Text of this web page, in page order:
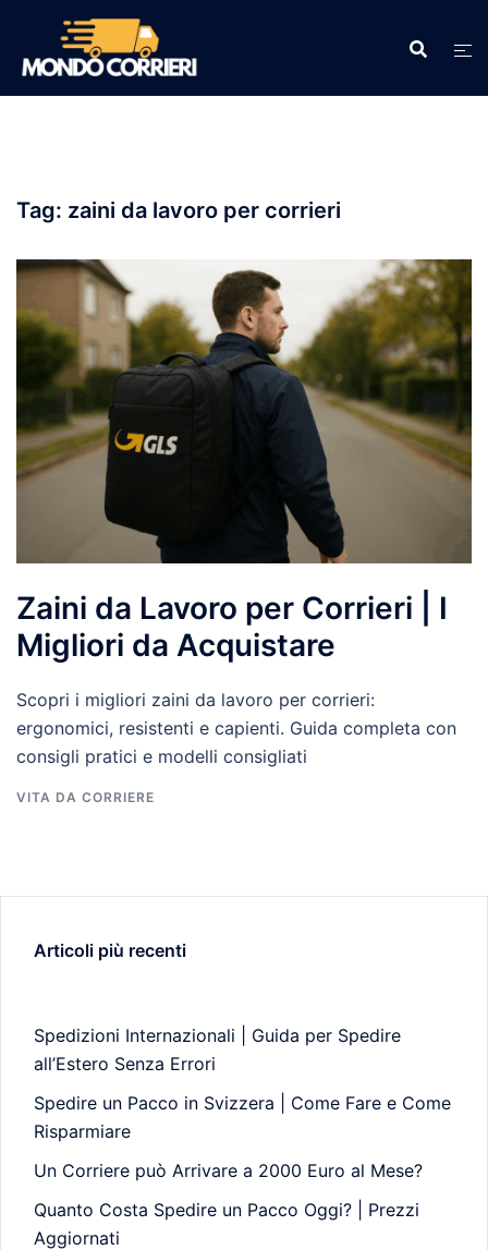
contenuto
Tag: zaini da lavoro per corrieri
Zaini da Lavoro per Corrieri | I
Migliori da Acquistare
Scopri i migliori zaini da lavoro per corrieri:
ergonomici, resistenti e capienti. Guida completa con
consigli pratici e modelli consigliati
VITA DA CORRIERE
Articoli più recenti
Spedizioni Internazionali | Guida per Spedire
all’Estero Senza Errori
Spedire un Pacco in Svizzera | Come Fare e Come
Risparmiare
Un Corriere può Arrivare a 2000 Euro al Mese?
Quanto Costa Spedire un Pacco Oggi? | Prezzi
Aggiornati